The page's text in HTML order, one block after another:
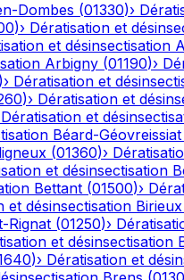
Dombes (01330)›
)› Dératisation et
et désinsectisation
Arbigny (01190)›
)› Dératisation et
)› Dératisation et
Dératisation et
Béard-Géovreissiat
(01360)›
et désinsectisation
Bettant (01500)›
et désinsectisation Birieux
Rignat (01250)›
et désinsectisation
)› Dératisation et